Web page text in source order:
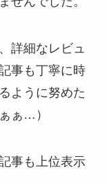
詳細なレビュ
事も丁寧に時
ように努めた
ぁ…）
事も上位表示